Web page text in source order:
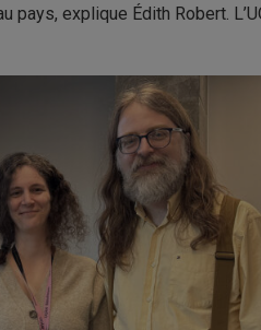
explique Édith Robert.